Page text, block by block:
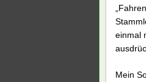
einmal
Mein